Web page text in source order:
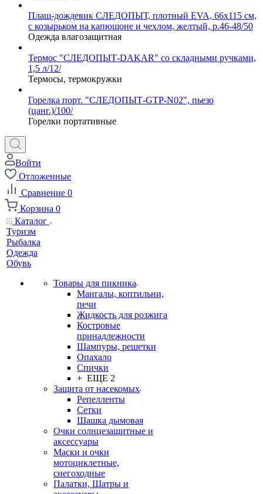
Плащ-дождевик СЛЕДОПЫТ, плотный EVA, 66х115 см,
с козырьком на капюшоне и чехлом, желтый, р.46-48/50
Одежда влагозащитная
Термос "СЛЕДОПЫТ-DAKAR" со складными ручками,
1,5 л/12/
Термосы, термокружки
Горелка порт. "СЛЕДОПЫТ-GTP-N02", пьезо
(цанг.)/100/
Горелки портативные
Войти
Отложенные
Сравнение 0
Корзина 0
Каталог
Туризм
Рыбалка
Одежда
Обувь
Товары для пикника
Мангалы, коптильни,
печи
Жидкость для розжига
Костровые
принадлежности
Шампуры, решетки
Опахало
Спички
+ ЕЩЕ 2
Защита от насекомых
Репелленты
Сетки
Шашка дымовая
Очки солнцезащитные и
аксессуары
Маски и очки
мотоциклетные,
снегоходные
Палатки, Шатры и